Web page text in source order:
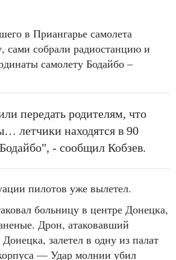
в Приангарье самолета
сами собрали радиостанцию и
самолету Бодайбо –
передать родителям, что
летчики находятся в 90
- сообщил Кобзев.
пилотов уже вылетел.
больницу в центре Донецка,
Дрон, атаковавший
залетел в одну из палат
— Удар молнии убил